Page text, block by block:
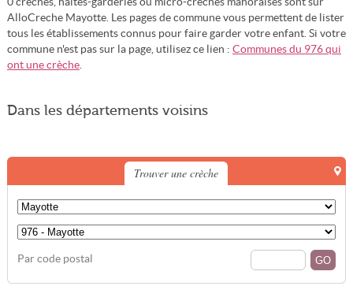
AlloCreche Mayotte. Les pages de commune vous permettent de lister
tous les établissements connus pour faire garder votre enfant. Si votre
commune n'est pas sur la page, utilisez ce lien : Communes du 976 qui
ont une crèche.
Dans les départements voisins
Trouver une crèche
Par code postal